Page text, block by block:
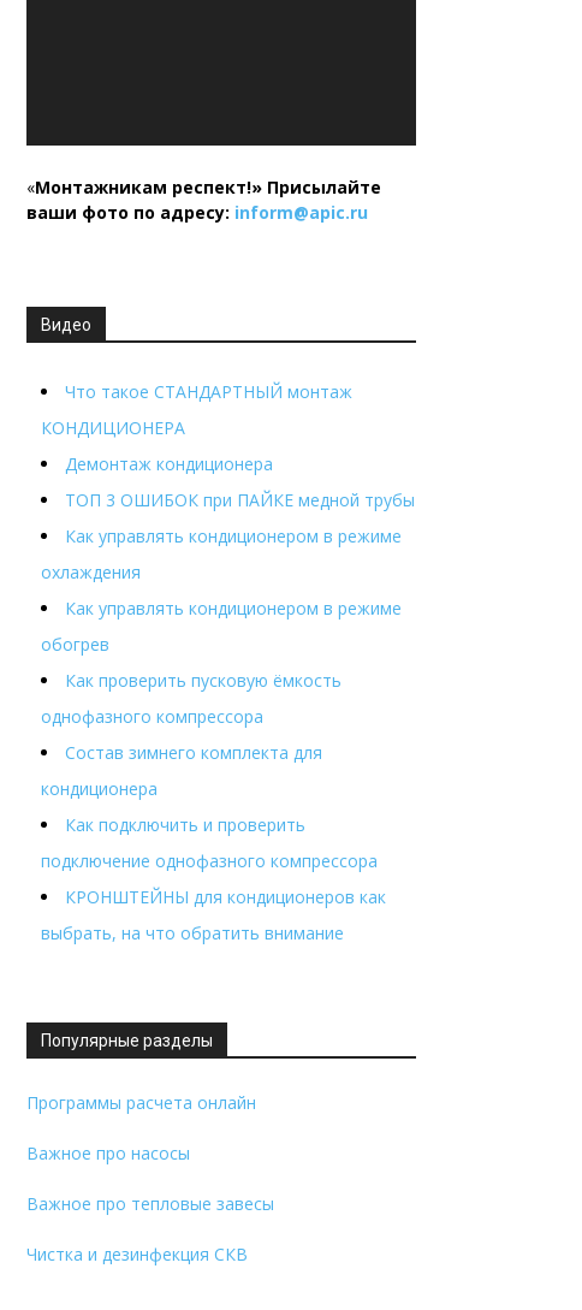
«Монтажникам респект!» Присылайте
ваши фото по адресу: inform@apic.ru
Видео
Что такое СТАНДАРТНЫЙ монтаж
КОНДИЦИОНЕРА
Демонтаж кондиционера
ТОП 3 ОШИБОК при ПАЙКЕ медной трубы
Как управлять кондиционером в режиме
охлаждения
Как управлять кондиционером в режиме
обогрев
Как проверить пусковую ёмкость
однофазного компрессора
Состав зимнего комплекта для
кондиционера
Как подключить и проверить
подключение однофазного компрессора
КРОНШТЕЙНЫ для кондиционеров как
выбрать, на что обратить внимание
Популярные разделы
Программы расчета онлайн
Важное про насосы
Важное про тепловые завесы
Чистка и дезинфекция СКВ